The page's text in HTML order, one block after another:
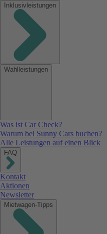
Inklusivleistungen
Wahlleistungen
Was ist Car Check?
Warum bei Sunny Cars buchen?
Alle Leistungen auf einen Blick
FAQ
Kontakt
Aktionen
Newsletter
Mietwagen-Tipps